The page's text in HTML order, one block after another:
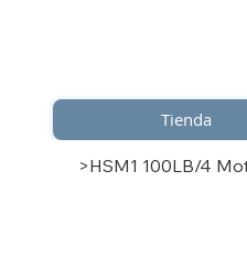
Tienda
>HSM1 100LB/4